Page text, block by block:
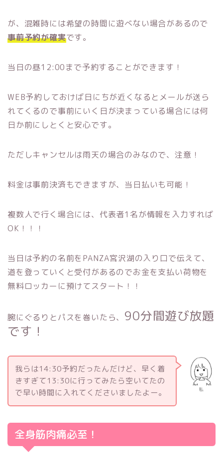
が、混雑時には希望の時間に遊べない場合があるので
事前予約が確実です。
当日の昼12:00まで予約することができます！
WEB予約しておけば日にちが近くなるとメールが送ら
れてくるので事前にいく日が決まっている場合には何
日か前にしとくと安心です。
ただしキャンセルは雨天の場合のみなので、注意！
料金は事前決済もできますが、当日払いも可能！
複数人で行く場合には、代表者1名が情報を入力すれば
OK！！！
当日は予約の名前をPANZA宮沢湖の入り口で伝えて、
道を登っていくと受付があるのでお金を支払い荷物を
無料ロッカーに預けてスタート！！
腕にぐるりとパスを巻いたら、 90分間遊び放題
です！
私
我らは14:30予約だったんだけど、早く着
きすぎて13:30に行ってみたら空いてたの
で早い時間に入れてくださいましたよー。
全身筋肉痛必至！